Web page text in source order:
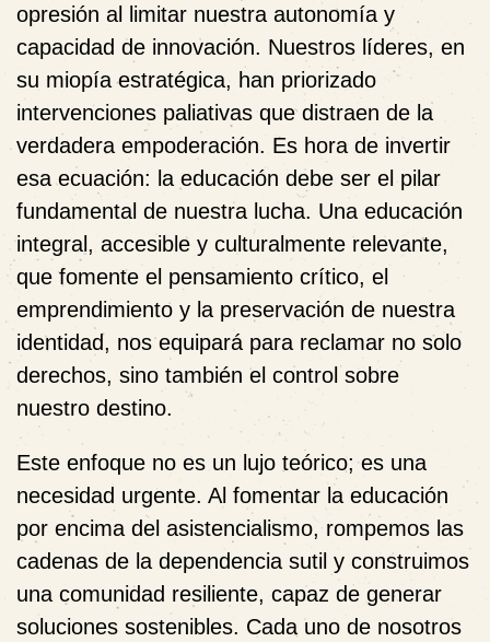
opresión al limitar nuestra autonomía y
capacidad de innovación. Nuestros líderes, en
su miopía estratégica, han priorizado
intervenciones paliativas que distraen de la
verdadera empoderación. Es hora de invertir
esa ecuación: la educación debe ser el pilar
fundamental de nuestra lucha. Una educación
integral, accesible y culturalmente relevante,
que fomente el pensamiento crítico, el
emprendimiento y la preservación de nuestra
identidad, nos equipará para reclamar no solo
derechos, sino también el control sobre
nuestro destino.
Este enfoque no es un lujo teórico; es una
necesidad urgente. Al fomentar la educación
por encima del asistencialismo, rompemos las
cadenas de la dependencia sutil y construimos
una comunidad resiliente, capaz de generar
soluciones sostenibles. Cada uno de nosotros